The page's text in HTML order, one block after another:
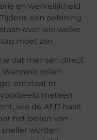
en werkelijkheid
een oefening
over wie welke
moet zijn.
dat mensen direct
rollen
ontstaat er
meteen
wie de AED haalt
het bellen van
worden